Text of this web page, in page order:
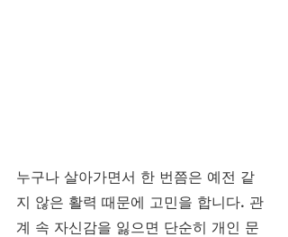
누구나 살아가면서 한 번쯤은 예전 같
지 않은 활력 때문에 고민을 합니다. 관
계 속 자신감을 잃으면 단순히 개인 문